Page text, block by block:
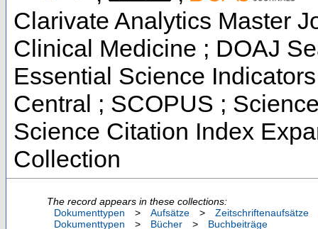
Clarivate Analytics Master
Clinical Medicine ; DOAJ
Essential Science
Central ; SCOPUS ;
Science Citation Index
Collection
The record appears in these collections:
Dokumenttypen
> Aufsätze >
Zeitschriftenaufsätze
Dokumenttypen
> Bücher >
Buchbeiträge